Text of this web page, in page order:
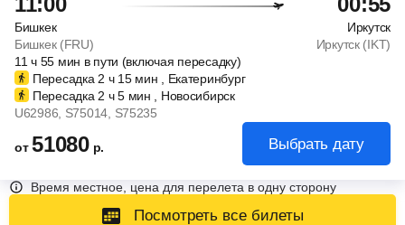
Бишкек
Иркутск
Бишкек (FRU)
Иркутск (IKT)
11ч55 мин в пути (включая пересадку)
Пересадка 2 ч15 мин , Екатеринбург
Пересадка 2 ч5 мин , Новосибирск
U62986 , S75014 , S75235
от51080 р. Выбрать дату
Время местное, цена для перелета в одну сторону
Посмотреть все билеты